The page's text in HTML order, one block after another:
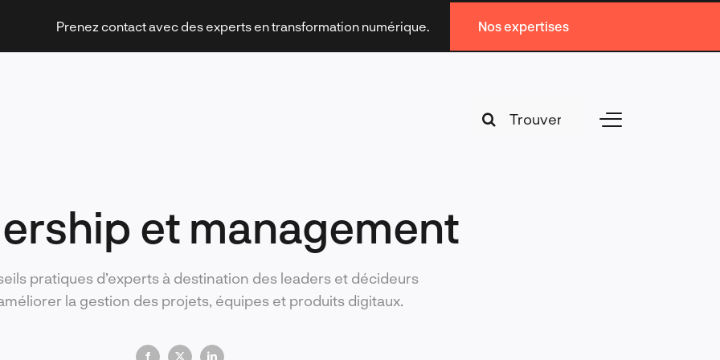
Prenez contact avec des experts en transformation numérique. Nos expertises
Toggle
Technologies et innovation
et management
pratiques d’experts à destination des leaders et décideurs
la gestion des projets, équipes et produits digitaux.